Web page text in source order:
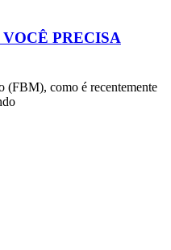
PRECISA
(FBM), como é recentemente